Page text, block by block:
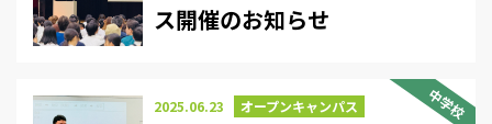
ス開催のお知らせ
中学校
2025.06.23 オープンキャンパス